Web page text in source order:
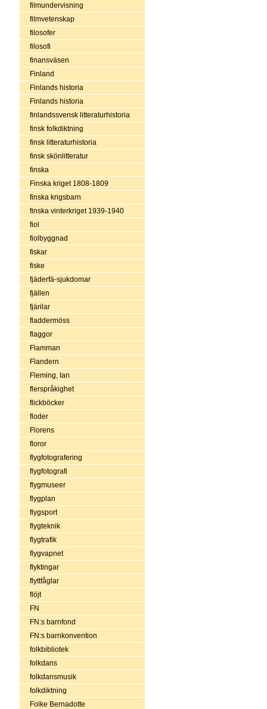
filmundervisning
filmvetenskap
filosofer
filosofi
finansväsen
Finland
Finlands historia
Finlands historia
finlandssvensk litteraturhistoria
finsk folkdiktning
finsk litteraturhistoria
finsk skönlitteratur
finska
Finska kriget 1808-1809
finska krigsbarn
finska vinterkriget 1939-1940
fiol
fiolbyggnad
fiskar
fiske
fjäderfä-sjukdomar
fjällen
fjärilar
fladdermöss
flaggor
Flamman
Flandern
Fleming, Ian
flerspråkighet
flickböcker
floder
Florens
floror
flygfotografering
flygfotografi
flygmuseer
flygplan
flygsport
flygteknik
flygtrafik
flygvapnet
flyktingar
flyttfåglar
flöjt
FN
FN:s barnfond
FN:s barnkonvention
folkbibliotek
folkdans
folkdansmusik
folkdiktning
Folke Bernadotte